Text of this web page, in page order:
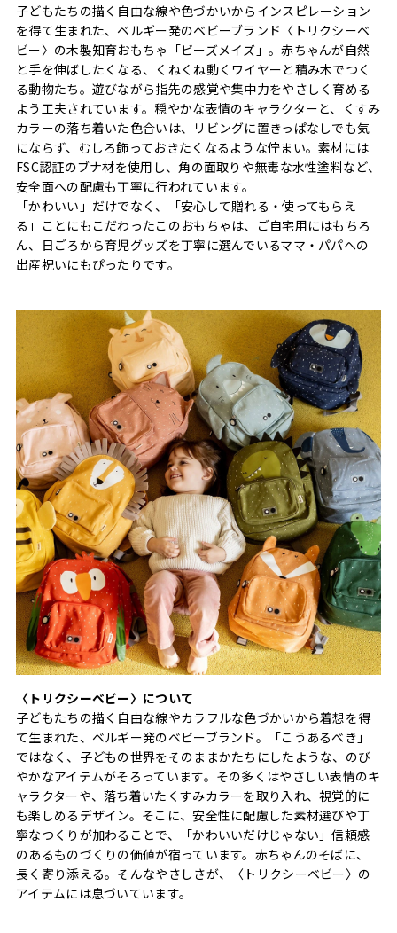
子どもたちの描く自由な線や色づかいからインスピレーション
を得て生まれた、ベルギー発のベビーブランド〈トリクシーベ
ビー〉の木製知育おもちゃ「ビーズメイズ」。赤ちゃんが自然
と手を伸ばしたくなる、くねくね動くワイヤーと積み木でつく
る動物たち。遊びながら指先の感覚や集中力をやさしく育める
よう工夫されています。穏やかな表情のキャラクターと、くすみ
カラーの落ち着いた色合いは、リビングに置きっぱなしでも気
にならず、むしろ飾っておきたくなるような佇まい。素材には
FSC認証のブナ材を使用し、角の面取りや無毒な水性塗料など、
安全面への配慮も丁寧に行われています。
「かわいい」だけでなく、「安心して贈れる・使ってもらえ
る」ことにもこだわったこのおもちゃは、ご自宅用にはもちろ
ん、日ごろから育児グッズを丁寧に選んでいるママ・パパへの
出産祝いにもぴったりです。
〈トリクシーベビー〉について
子どもたちの描く自由な線やカラフルな色づかいから着想を得
て生まれた、ベルギー発のベビーブランド。「こうあるべき」
ではなく、子どもの世界をそのままかたちにしたような、のび
やかなアイテムがそろっています。その多くはやさしい表情のキ
ャラクターや、落ち着いたくすみカラーを取り入れ、視覚的に
も楽しめるデザイン。そこに、安全性に配慮した素材選びや丁
寧なつくりが加わることで、「かわいいだけじゃない」信頼感
のあるものづくりの価値が宿っています。赤ちゃんのそばに、
長く寄り添える。そんなやさしさが、〈トリクシーベビー〉の
アイテムには息づいています。